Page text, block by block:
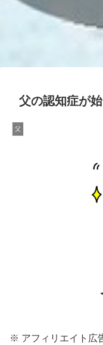
父の認知症が
父
※ アフィリエイト広